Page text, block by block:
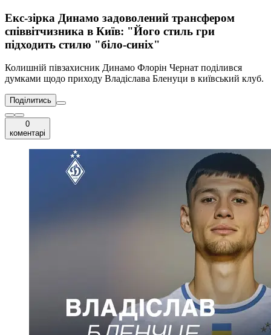
Екс-зірка Динамо задоволений трансфером
співвітчизника в Київ: "Його стиль гри
підходить стилю "біло-синіх"
Колишній півзахисник Динамо Флорін Чернат поділився
думками щодо приходу Владіслава Бленуци в київський клуб.
Поділитись
0
коментарі